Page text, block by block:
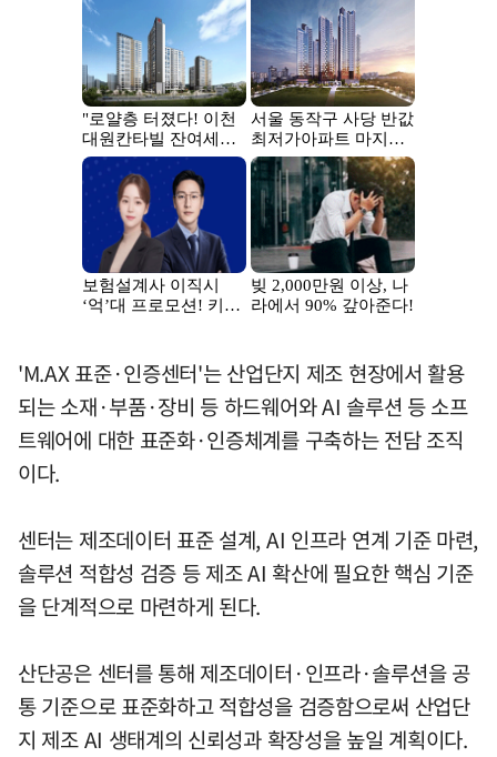
'M.AX 표준·인증센터'는 산업단지 제조 현장에서 활용
되는 소재·부품·장비 등 하드웨어와 AI 솔루션 등 소프
트웨어에 대한 표준화·인증체계를 구축하는 전담 조직
이다.
센터는 제조데이터 표준 설계, AI 인프라 연계 기준 마련,
솔루션 적합성 검증 등 제조 AI 확산에 필요한 핵심 기준
을 단계적으로 마련하게 된다.
산단공은 센터를 통해 제조데이터·인프라·솔루션을 공
통 기준으로 표준화하고 적합성을 검증함으로써 산업단
지 제조 AI 생태계의 신뢰성과 확장성을 높일 계획이다.